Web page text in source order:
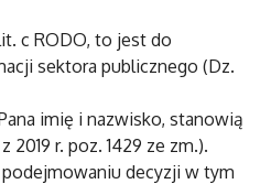
c RODO, to jest do
sektora publicznego (Dz.
imię i nazwisko, stanowią
r. poz. 1429 ze zm.).
decyzji w tym